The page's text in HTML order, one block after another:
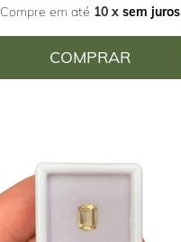
Compre em até 10 x sem juros
COMPRAR